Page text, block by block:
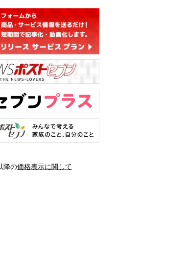
降の価格表示に関して